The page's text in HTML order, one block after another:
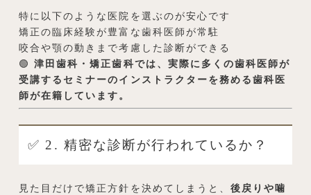
特に以下のような医院を選ぶのが安心です
矯正の臨床経験が豊富な歯科医師が常駐
咬合や顎の動きまで考慮した診断ができる
🟢津田歯科・矯正歯科では、実際に多くの歯科医師が
受講するセミナーのインストラクターを務める歯科医
師が在籍しています。
✅ 2. 精密な診断が行われているか？
見た目だけで矯正方針を決めてしまうと、後戻りや噛